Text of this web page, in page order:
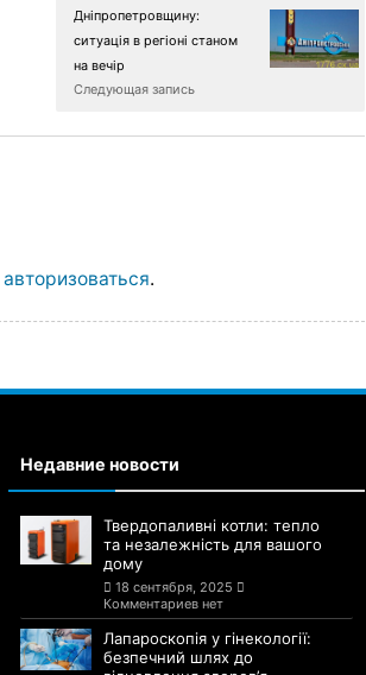
Дніпропетровщину:
ситуація в регіоні станом
на вечір
Следующая запись
авторизоваться.
Недавние новости
Твердопаливні котли: тепло
та незалежність для вашого
дому
18 сентября, 2025
Комментариев нет
Лапароскопія у гінекології:
безпечний шлях до